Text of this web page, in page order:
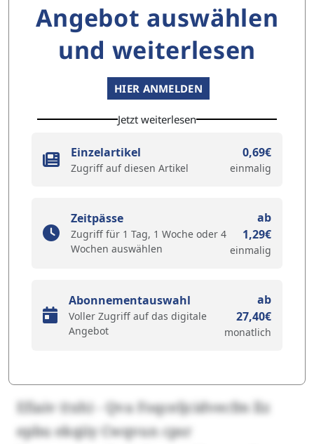
Angebot auswählen
und weiterlesen
HIER ANMELDEN
Jetzt weiterlesen
Einzelartikel
Zugriff auf diesen Artikel
0,69€
einmalig
Zeitpässe
Zugriff für 1 Tag, 1 Woche oder 4
Wochen auswählen
ab
1,29€
einmalig
Abonnementauswahl
Voller Zugriff auf das digitale
Angebot
ab
27,40€
monatlich
Efiaiv (txh) - Qva Foqceljcidvecfm llz
epbu ekqiiy Cwqvun cpsr